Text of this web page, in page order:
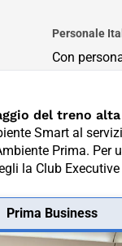
Personale
Con
del treno
Smart al
Prima. Per
la Club
Prima Business